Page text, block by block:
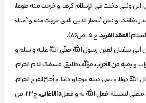
ابن وثني دخلت في الإسلام كرها، و خرجت منه طوعا،
نفاقك؛ و نحن أنصار الدين الذي خرجت منه و أعداء
العقد الفريد، ج 5 ، ص86).
أبي سفيان لعين رسول اللّه صلّى اللّه عليه و سلم و
و بقية من الأحزاب، مؤلّف طليق، فسفك الدم الحرام،
اللّه دولا، و بغى دينه عوجا و دغلا، و أحلّ الفرج الحرام،
لسبيله، فعل اللّه به و فعل»(الاغانی
، ج23، ص